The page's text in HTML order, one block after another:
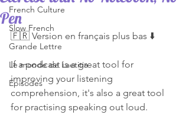
French Culture
Slow French
Grande Lettre
Le monde de Laetitia
Episodes
Pen
🇫🇷 Version en français plus bas ⬇️
If a podcast is a great tool for
improving your listening
comprehension, it's also a great tool
for practising speaking out loud.